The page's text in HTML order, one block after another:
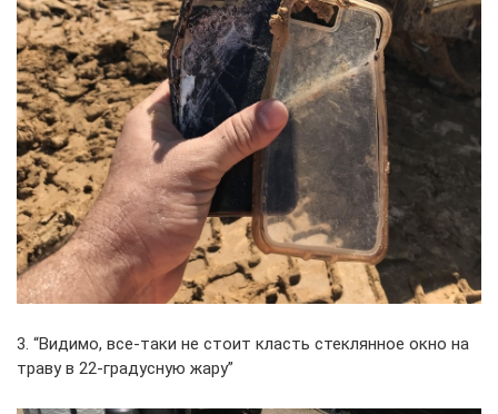
3. “Видимо, все-таки не стоит класть стеклянное окно на
траву в 22-градусную жару”